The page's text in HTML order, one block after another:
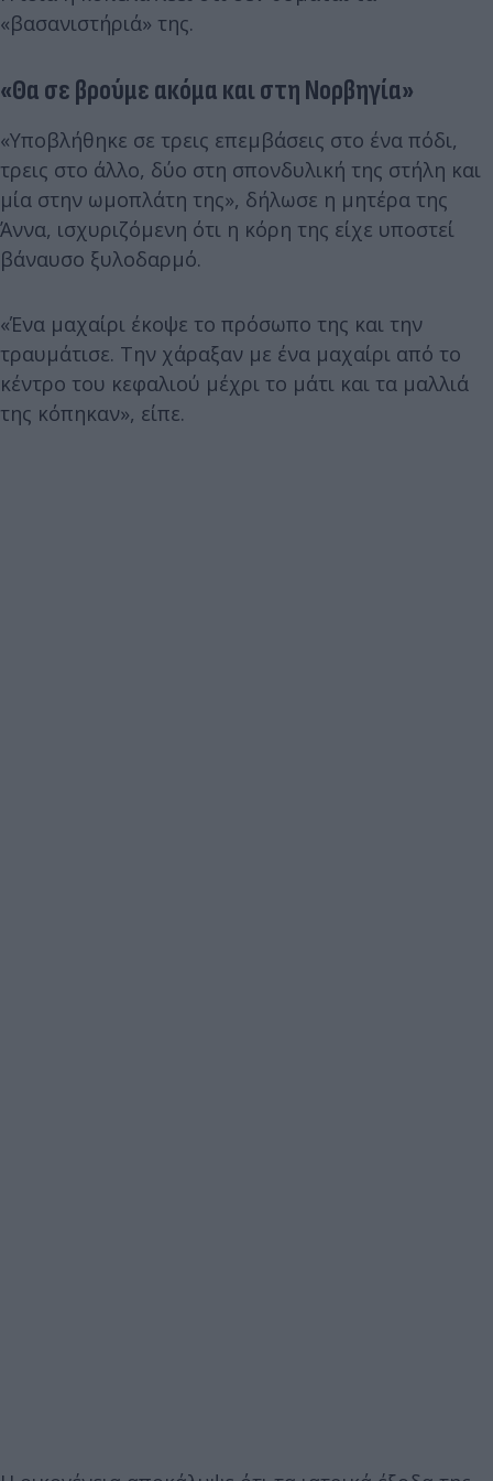
«βασανιστήριά» της.
«Θα σε βρούμε ακόμα και στη Νορβηγία»
«Υποβλήθηκε σε τρεις επεμβάσεις στο ένα πόδι,
τρεις στο άλλο, δύο στη σπονδυλική της στήλη και
μία στην ωμοπλάτη της», δήλωσε η μητέρα της
Άννα, ισχυριζόμενη ότι η κόρη της είχε υποστεί
βάναυσο ξυλοδαρμό.
«Ένα μαχαίρι έκοψε το πρόσωπο της και την
τραυμάτισε. Την χάραξαν με ένα μαχαίρι από το
κέντρο του κεφαλιού μέχρι το μάτι και τα μαλλιά
της κόπηκαν», είπε.